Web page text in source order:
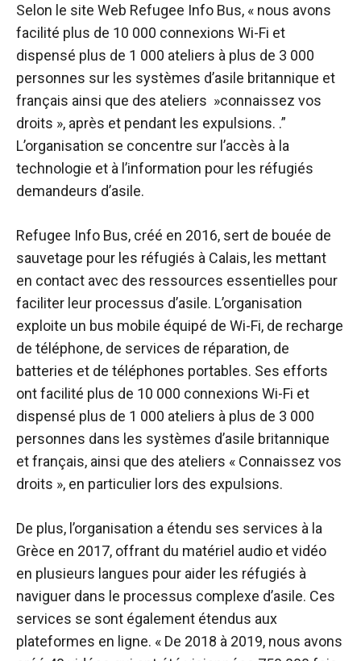
Selon le site Web Refugee Info Bus, « nous avons
facilité plus de 10 000 connexions Wi-Fi et
dispensé plus de 1 000 ateliers à plus de 3 000
personnes sur les systèmes d’asile britannique et
français ainsi que des ateliers »connaissez vos
droits », après et pendant les expulsions. .”
L’organisation se concentre sur l’accès à la
technologie et à l’information pour les réfugiés
demandeurs d’asile.
Refugee Info Bus, créé en 2016, sert de bouée de
sauvetage pour les réfugiés à Calais, les mettant
en contact avec des ressources essentielles pour
faciliter leur processus d’asile. L’organisation
exploite un bus mobile équipé de Wi-Fi, de recharge
de téléphone, de services de réparation, de
batteries et de téléphones portables. Ses efforts
ont facilité plus de 10 000 connexions Wi-Fi et
dispensé plus de 1 000 ateliers à plus de 3 000
personnes dans les systèmes d’asile britannique
et français, ainsi que des ateliers « Connaissez vos
droits », en particulier lors des expulsions.
De plus, l’organisation a étendu ses services à la
Grèce en 2017, offrant du matériel audio et vidéo
en plusieurs langues pour aider les réfugiés à
naviguer dans le processus complexe d’asile. Ces
services se sont également étendus aux
plateformes en ligne. « De 2018 à 2019, nous avons